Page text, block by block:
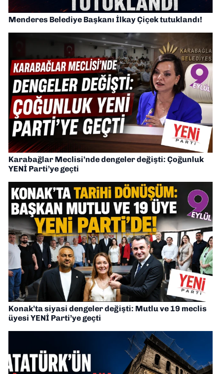
Menderes Belediye Başkanı İlkay Çiçek tutuklandı!
Karabağlar Meclisi’nde dengeler değişti: Çoğunluk
YENİ Parti’ye geçti
Konak’ta siyasi dengeler değişti: Mutlu ve 19 meclis
üyesi YENİ Parti’ye geçti